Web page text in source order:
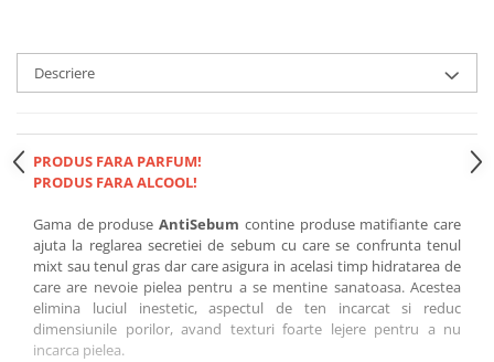
Descriere
PRODUS FARA PARFUM!
PRODUS FARA ALCOOL!
Gama de produseAntiSebum contineproduse matifiante care
ajuta la reglarea secretiei de sebum cu care se confrunta tenul
mixt sau tenul gras dar careasigura in acelasi timp hidratarea de
care are nevoie pielea pentru a se mentine sanatoasa. Acestea
elimina luciul inestetic, aspectul de ten incarcat si reduc
dimensiunile porilor, avand texturi foarte lejere pentru a nu
incarca pielea.